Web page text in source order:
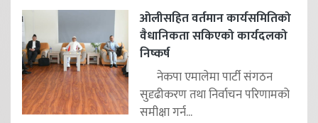
ओलीसहित वर्तमान कार्यसमितिको
वैधानिकता सकिएको कार्यदलको
निष्कर्ष
नेकपा एमालेमा पार्टी संगठन
सुदृढीकरण तथा निर्वाचन परिणामको
समीक्षा गर्न...